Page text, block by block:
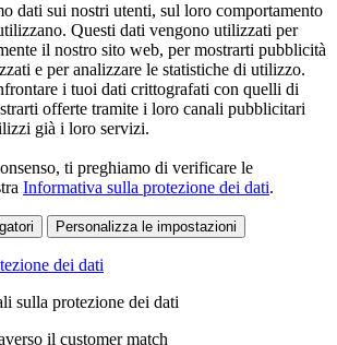
dati sui nostri utenti, sul loro comportamento
Questi dati vengono utilizzati per
il nostro sito web, per mostrarti pubblicità
e per analizzare le statistiche di utilizzo.
i tuoi dati crittografati con quelli di
offerte tramite i loro canali pubblicitari
già i loro servizi.
ti preghiamo di verificare le
Informativa sulla protezione dei dati.
Personalizza le impostazioni
dei dati
sulla protezione dei dati
il customer match